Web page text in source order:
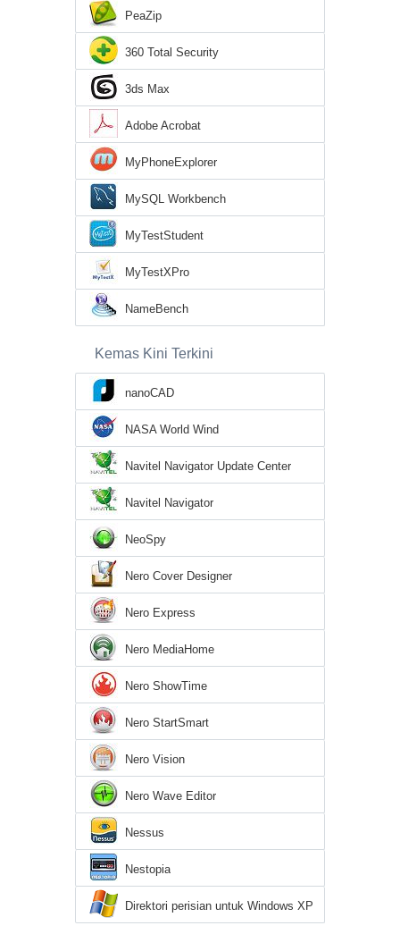
PeaZip
360 Total Security
3ds Max
Adobe Acrobat
MyPhoneExplorer
MySQL Workbench
MyTestStudent
MyTestXPro
NameBench
Kemas Kini Terkini
nanoCAD
NASA World Wind
Navitel Navigator Update Center
Navitel Navigator
NeoSpy
Nero Cover Designer
Nero Express
Nero MediaHome
Nero ShowTime
Nero StartSmart
Nero Vision
Nero Wave Editor
Nessus
Nestopia
Direktori perisian untuk Windows XP